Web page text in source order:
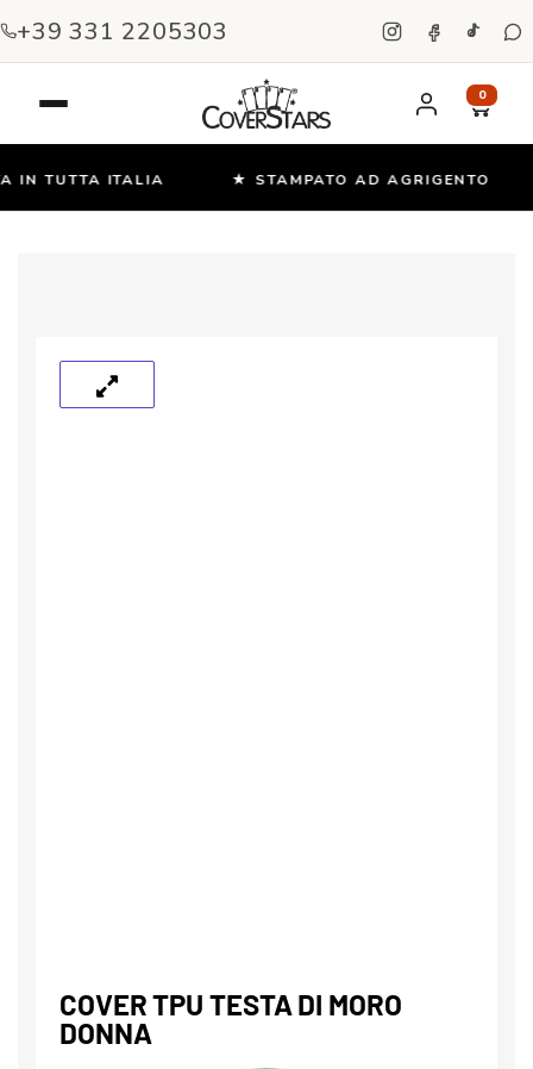
+39 331 2205303
0
IN TUTTA ITALIA ★ STAMPATO AD AGRIGENTO
Salta
COVER TPU TESTA DI MORO
DONNA